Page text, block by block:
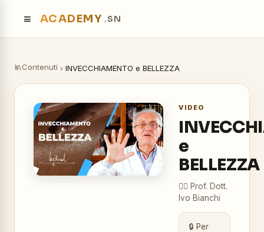
≡ ACADEMY .SN
Contenuti › INVECCHIAMENTO e BELLEZZA
VIDEO
e
BELLEZZA
👨‍⚕️ Prof. Dott.
Ivo Bianchi
🔒 Per